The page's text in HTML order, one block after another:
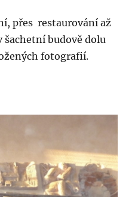
přes restaurování až
šachetní budově dolu
fotografií.